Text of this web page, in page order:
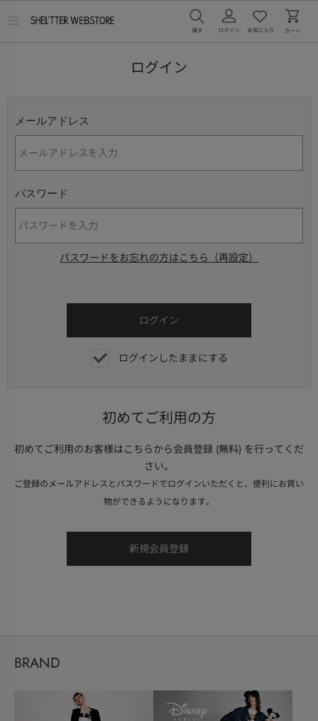
ログイン
メールアドレス
パスワード
パスワードをお忘れの方はこちら（再設定）
ログインしたままにする
初めてご利用の方
初めてご利用のお客様はこちらから会員登録 (無料) を行ってくだ
さい。
ご登録のメールアドレスとパスワードでログインいただくと、便利にお買い
物ができるようになります。
BRAND